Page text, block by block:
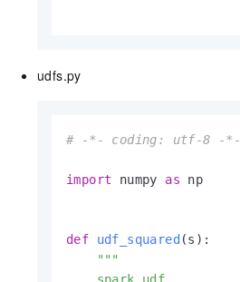
udfs.py
# -*- coding: utf-8 -*-
import numpy as np
def udf_squared (s ):
"""